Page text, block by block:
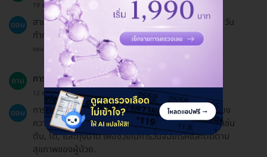
19 ธ.ค. 2024
ตอบ
สามารถเลื่อนนัดได้โดยต้องแจ้งล่วงหน้าอย่างน้อย 1-3 วัน
ทำการ.
ตอบโดยทีมงาน HD
ถาม การตรวจอัลตราซาวด์ช่องท้องส่วนบนคืออะไร?
12 พ.ค. 2023
ตอบ
การตรวจอัลตราซาวด์ช่องท้องส่วนบนเป็นการใช้คลื่นเสียง
ความถี่สูงเพื่อสร้างภาพของอวัยวะภายในในบริเวณท้อง เช่น
ตับ, ไต, และถุงน้ำดี เพื่อช่วยในการวินิจฉัยโรคและติดตาม
สุขภาพของผู้ป่วย.